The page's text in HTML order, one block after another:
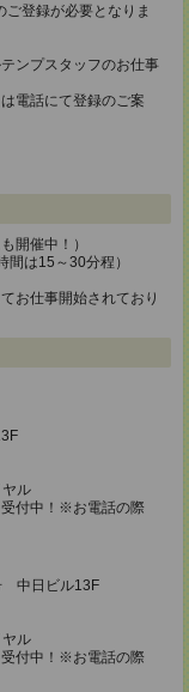
登録が必要となりま
ンプスタッフのお仕事
電話にて登録のご案
開催中！）
は15～30分程）
お仕事開始されており
ル
付中！※お電話の際
中日ビル13F
ル
付中！※お電話の際